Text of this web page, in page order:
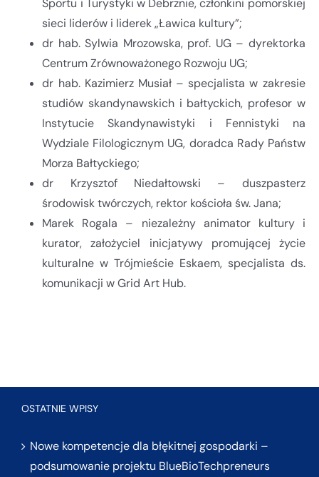
Sportu i Turystyki w Debrznie, członkini pomorskiej
sieci liderów i liderek „Ławica kultury”;
dr hab. Sylwia Mrozowska, prof. UG – dyrektorka
Centrum Zrównoważonego Rozwoju UG;
dr hab. Kazimierz Musiał – specjalista w zakresie
studiów skandynawskich i bałtyckich, profesor w
Instytucie Skandynawistyki i Fennistyki na
Wydziale Filologicznym UG, doradca Rady Państw
Morza Bałtyckiego;
dr Krzysztof Niedałtowski – duszpasterz
środowisk twórczych, rektor kościoła św. Jana;
Marek Rogala – niezależny animator kultury i
kurator, założyciel inicjatywy promującej życie
kulturalne w Trójmieście Eskaem, specjalista ds.
komunikacji w Grid Art Hub.
OSTATNIE WPISY
Nowe kompetencje dla błękitnej gospodarki –
podsumowanie projektu BlueBioTechpreneurs